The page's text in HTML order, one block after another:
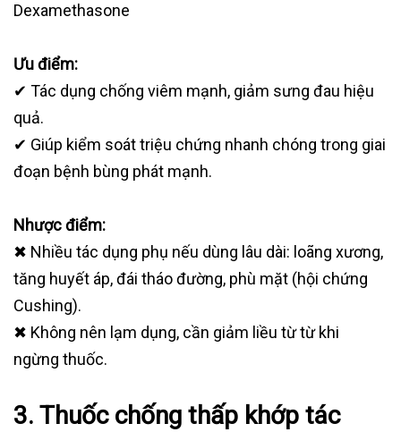
Dexamethasone
Ưu điểm:
✔ Tác dụng chống viêm mạnh, giảm sưng đau hiệu
quả.
✔ Giúp kiểm soát triệu chứng nhanh chóng trong giai
đoạn bệnh bùng phát mạnh.
Nhược điểm:
✖ Nhiều tác dụng phụ nếu dùng lâu dài: loãng xương,
tăng huyết áp, đái tháo đường, phù mặt (hội chứng
Cushing).
✖ Không nên lạm dụng, cần giảm liều từ từ khi
ngừng thuốc.
3. Thuốc chống thấp khớp tác